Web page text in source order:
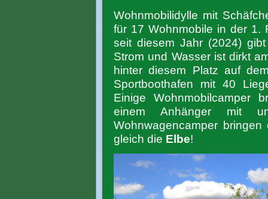
Wohnmobilidylle mit
für 17 Wohnmobile in der 1.
seit diesem Jahr (2024)
Strom und Wasser ist dirkt
hinter diesem Platz auf
Sportboothafen mit 40
Einige Wohnmobilcamper
einem Anhänger mit
Wohnwagencamper
gleich die Elbe!